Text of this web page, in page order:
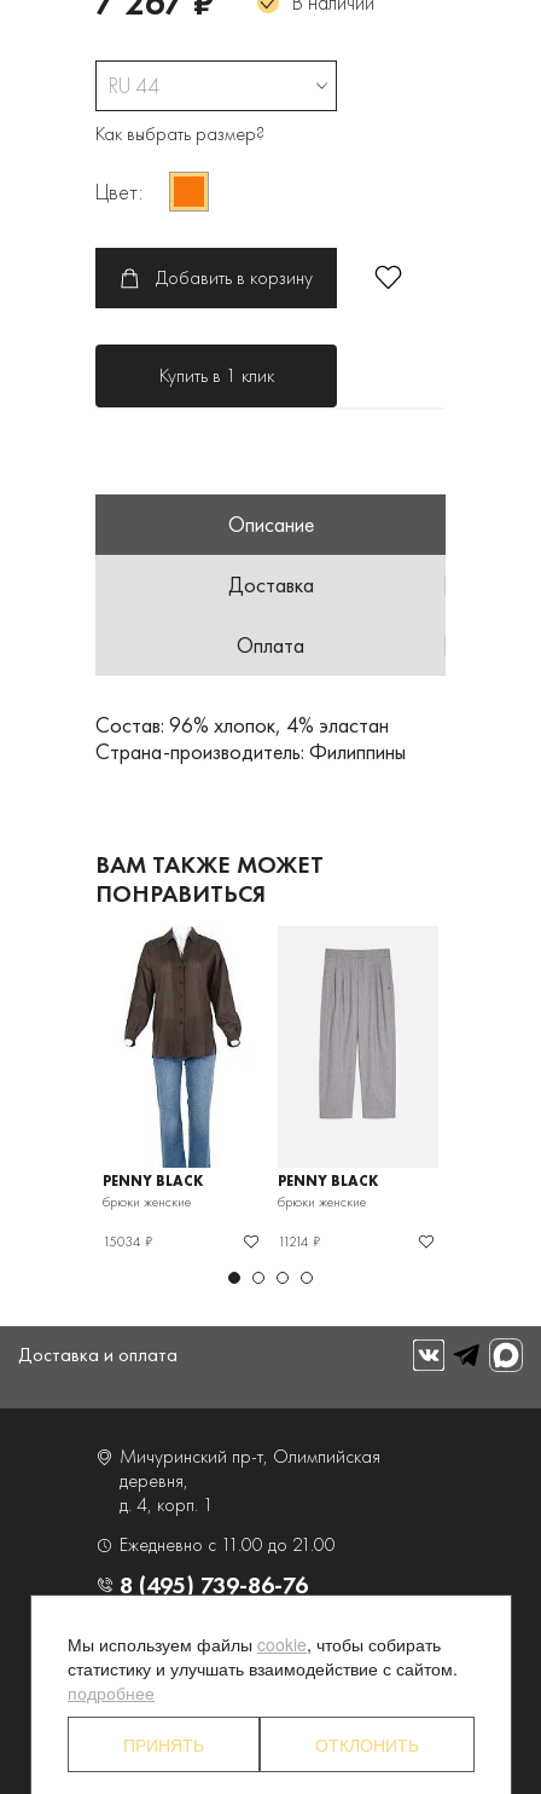
RU 44
Как выбрать размер?
Цвет:
Добавить в корзину
Купить в 1 клик
Описание
Доставка
Оплата
Состав: 96% хлопок, 4% эластан
Страна-производитель: Филиппины
ВАМ ТАКЖЕ МОЖЕТ
ПОНРАВИТЬСЯ
PENNY BLACK
брюки женские
15034 ₽
PENNY BLACK
брюки женские
11214 ₽
Доставка и оплата
Мичуринский пр-т, Олимпийская
деревня,
д. 4, корп. 1
Ежедневно с 11.00 до 21.00
8 (495) 739-86-76
О компании
Услуги
Контакты и схема проезда
Наши преимущества
Партнерские программы
Конфиденциальность
Акционерам
Мы используем файлы cookie, чтобы собирать
статистику и улучшать взаимодействие с сайтом.
подробнее
ПРИНЯТЬ ОТКЛОНИТЬ